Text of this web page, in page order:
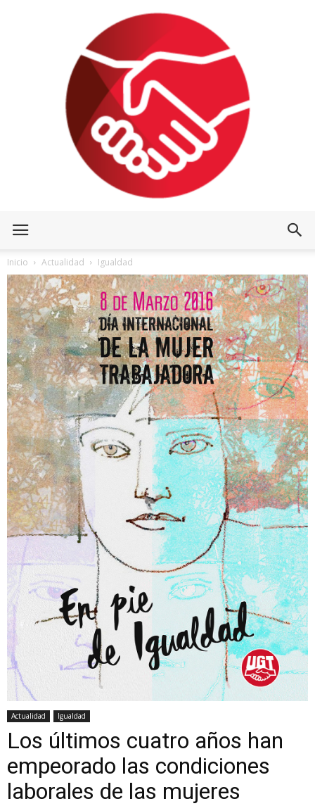
Inicio Actualidad Igualdad
Actualidad Igualdad
Los últimos cuatro años han
empeorado las condiciones
laborales de las mujeres